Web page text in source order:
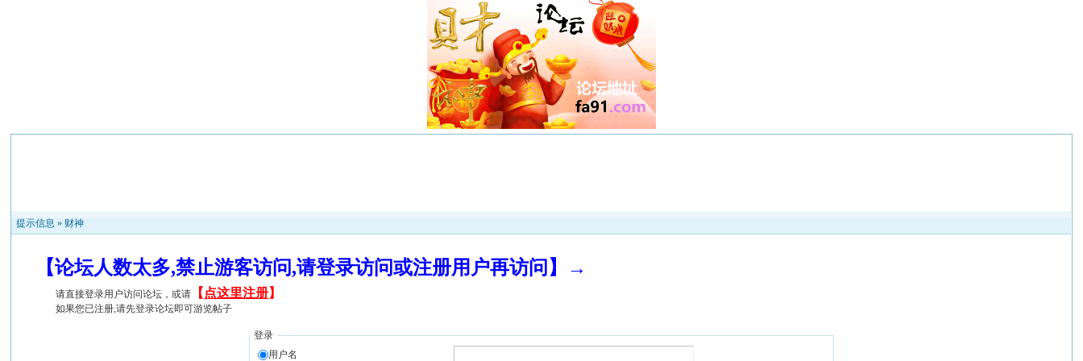
提示信息 » 财神
【论坛人数太多,禁止游客访问,请登录访问或注册用户再访问】→
请直接登录用户访问论坛，或请 【 点这里注册】
如果您已注册,请先登录论坛即可游览帖子
登录
用户名